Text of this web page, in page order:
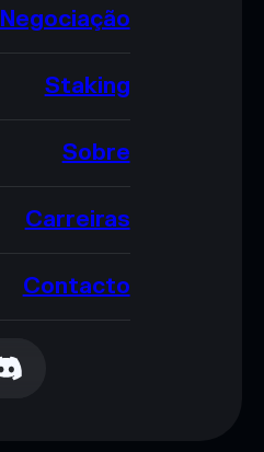
Negociação
Staking
Sobre
Carreiras
Contacto